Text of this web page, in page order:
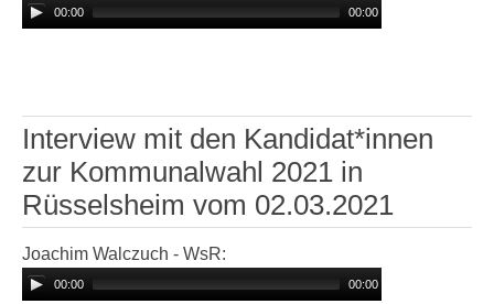
00:00 00:00
Interview mit den Kandidat*innen
zur Kommunalwahl 2021 in
Rüsselsheim vom 02.03.2021
Joachim Walczuch - WsR:
00:00 00:00